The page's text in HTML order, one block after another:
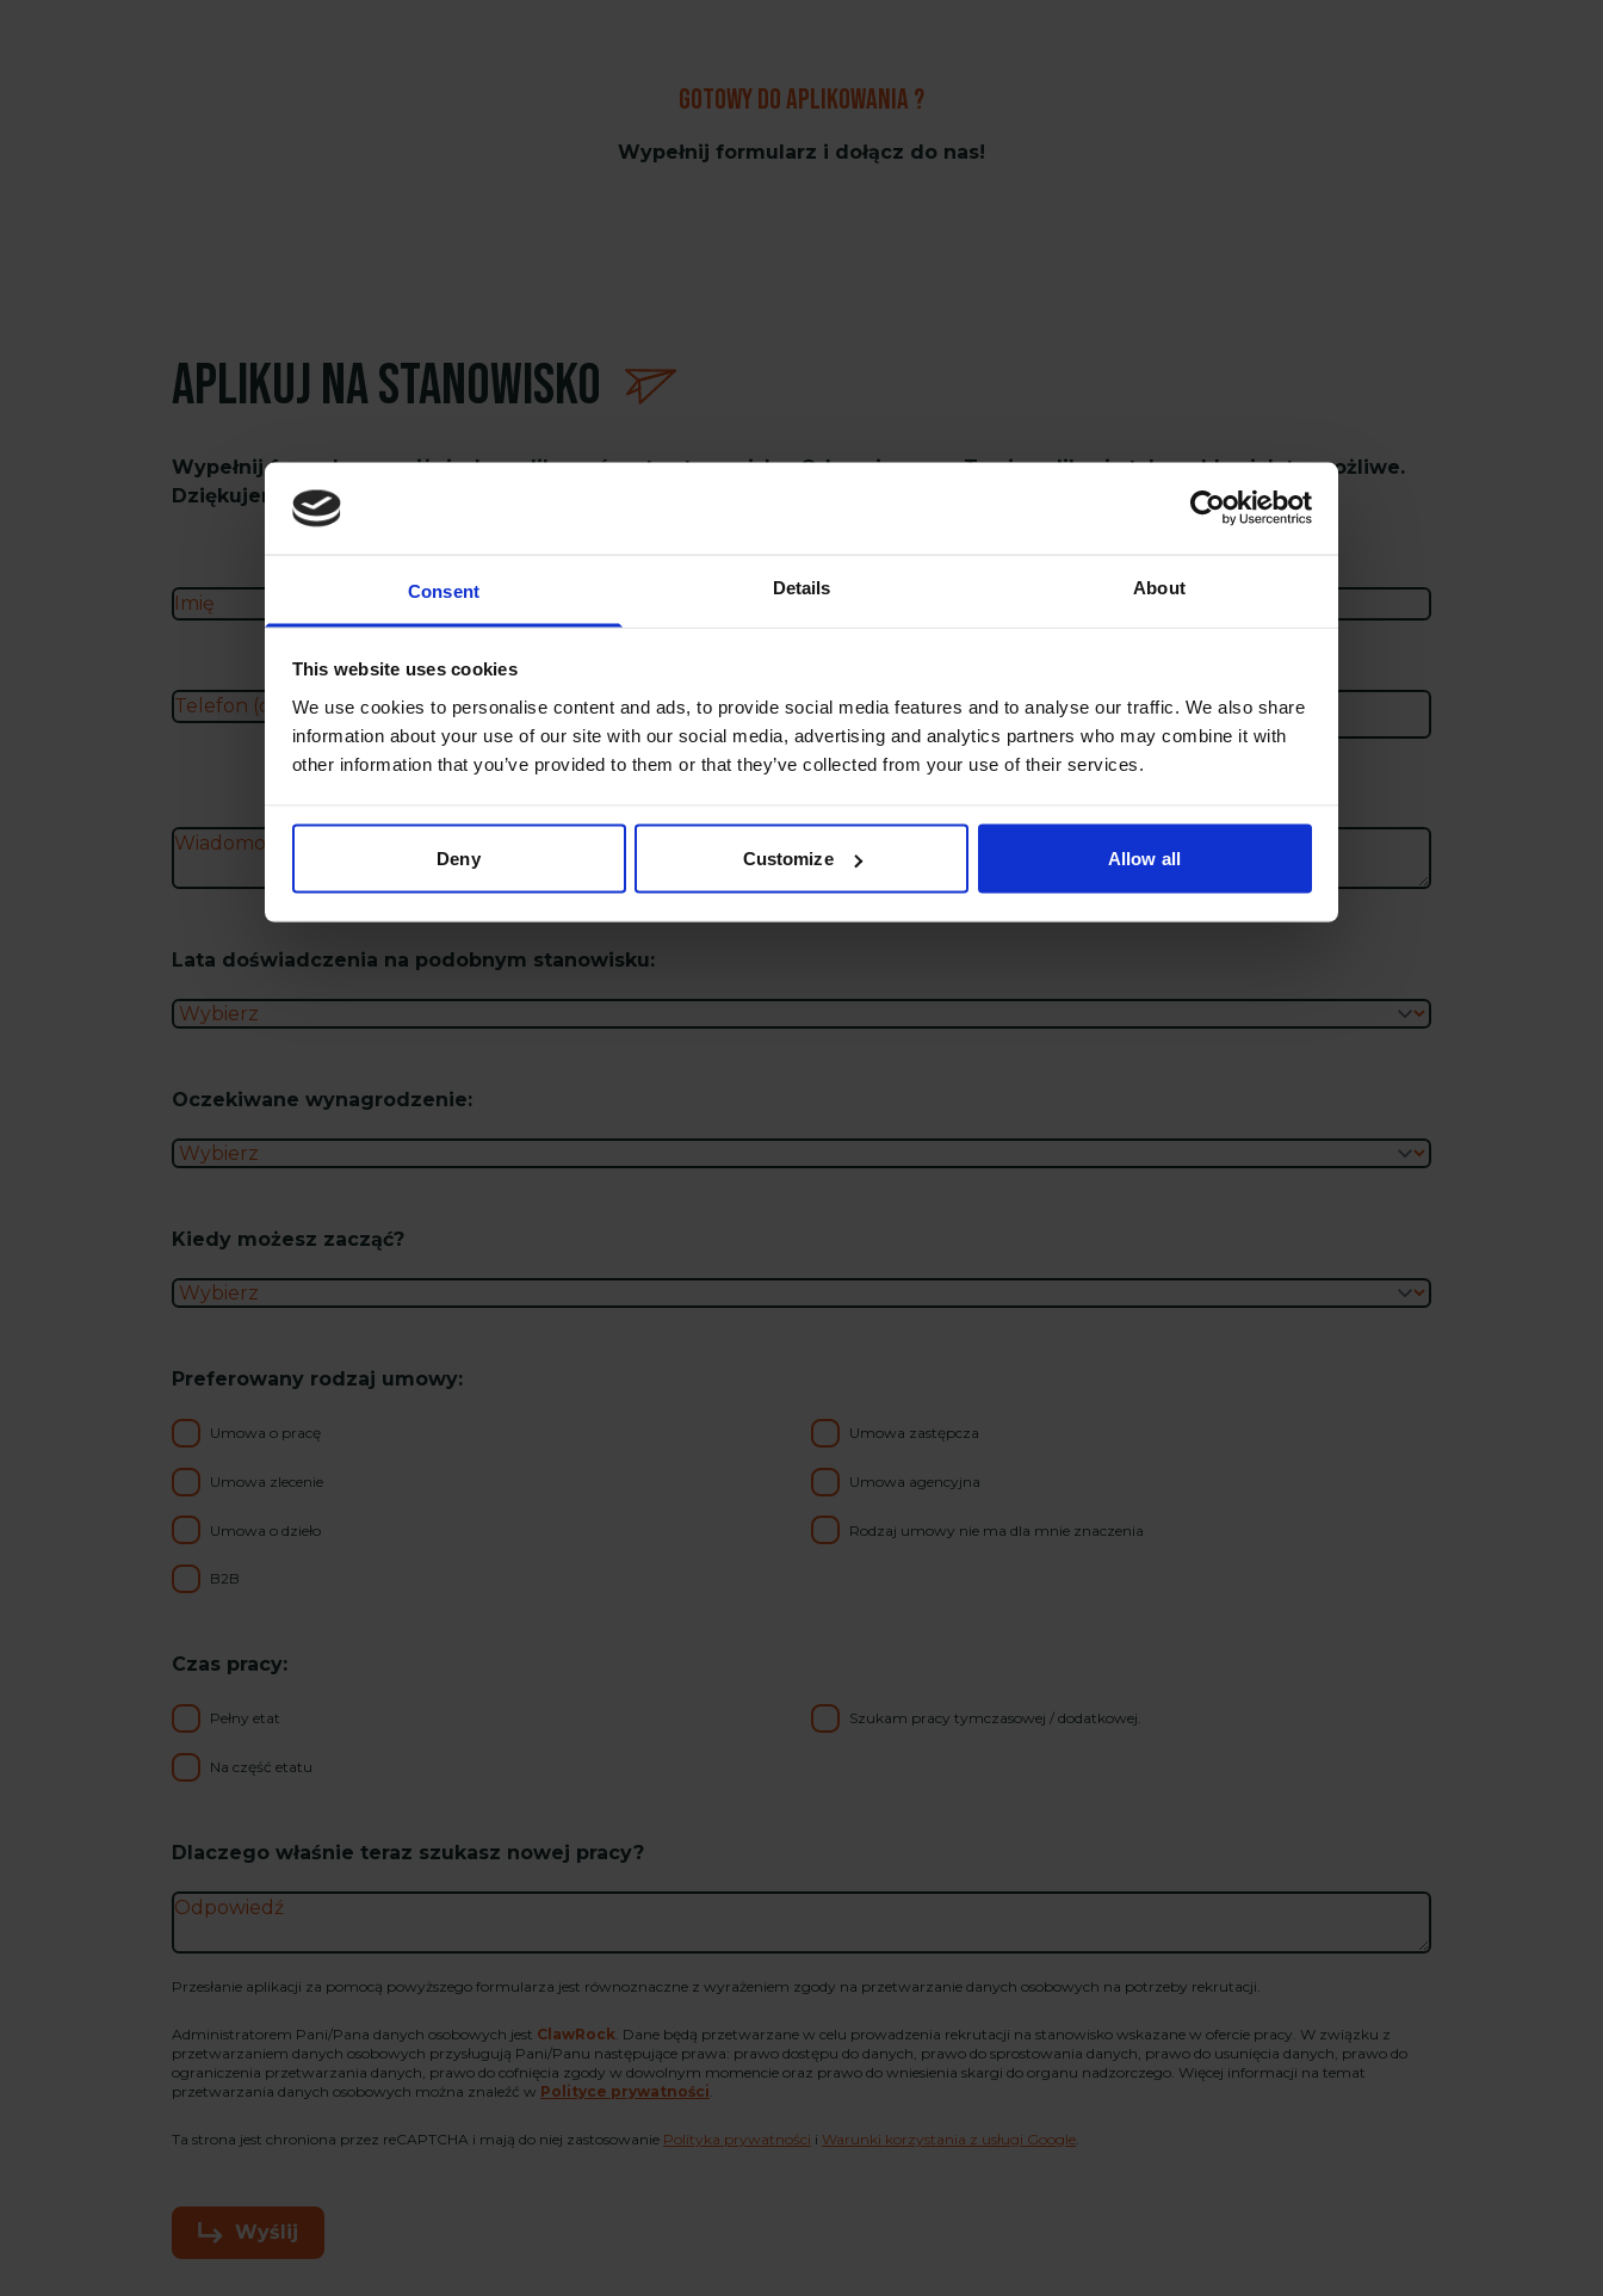
Consent Details About
This website uses cookies
We use cookies to personalise content and ads, to provide social media features and to analyse our traffic. We also share
information about your use of our site with our social media, advertising and analytics partners who may combine it with
other information that you’ve provided to them or that they’ve collected from your use of their services.
Deny Customize Allow all
Gotowy do aplikowania ?
Wypełnij formularz i dołącz do nas!
Aplikuj na stanowisko
Wypełnij formularz poniżej, aby aplikować na to stanowisko. Odpowiemy na Twoją aplikację tak szybko, jak to możliwe.
Dziękujemy!
Dozwolony maksymalny rozmiar to 5 MB.
Dozwolony typ pliku to pdf.
Lata doświadczenia na podobnym stanowisku:
Oczekiwane wynagrodzenie:
Kiedy możesz zacząć?
Preferowany rodzaj umowy:
Umowa o pracę
Umowa zlecenie
Umowa o dzieło
B2B
Umowa zastępcza
Umowa agencyjna
Rodzaj umowy nie ma dla mnie znaczenia
Czas pracy:
Pełny etat
Na część etatu
Szukam pracy tymczasowej / dodatkowej.
Dlaczego właśnie teraz szukasz nowej pracy?
Przesłanie aplikacji za pomocą powyższego formularza jest równoznaczne z wyrażeniem zgody na przetwarzanie danych osobowych na potrzeby rekrutacji.
Administratorem Pani/Pana danych osobowych jest ClawRock . Dane będą przetwarzane w celu prowadzenia rekrutacji na stanowisko wskazane w ofercie pracy. W związku z
przetwarzaniem danych osobowych przysługują Pani/Panu następujące prawa: prawo dostępu do danych, prawo do sprostowania danych, prawo do usunięcia danych, prawo do
ograniczenia przetwarzania danych, prawo do cofnięcia zgody w dowolnym momencie oraz prawo do wniesienia skargi do organu nadzorczego. Więcej informacji na temat
przetwarzania danych osobowych można znaleźć w Polityce prywatności
Ta strona jest chroniona przez reCAPTCHA i mają do niej zastosowanie Polityka prywatności i Warunki korzystania z usługi Google
Wyślij